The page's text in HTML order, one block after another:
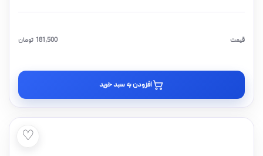
قیمت تومان 181,500
افزودن به سبد خرید
♡